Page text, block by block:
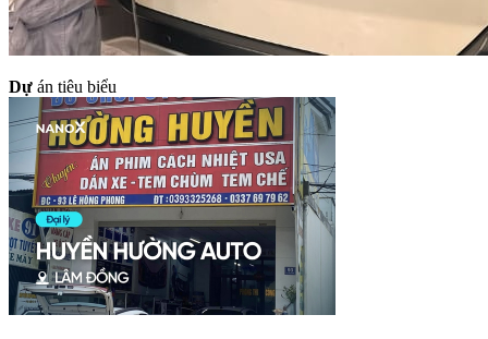
Dự án tiêu biểu